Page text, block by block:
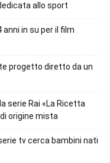
allo sport
in su per il film
progetto diretto da un
serie Rai «La Ricetta
origine mista
tv cerca bambini nati